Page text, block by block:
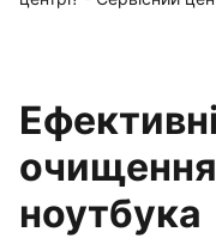
очищення
ноутбука